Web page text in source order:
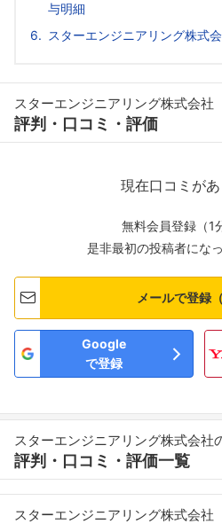
与明細
スターエンジニアリング株式
スターエンジニアリング株式会社
評判・口コミ・評価
現在口コミが
無料会員登録（1
是非最初の投稿者にな
メールで登録
Google
で登録
スターエンジニアリング株式会社
評判・口コミ・評価一覧
スターエンジニアリング株式会社